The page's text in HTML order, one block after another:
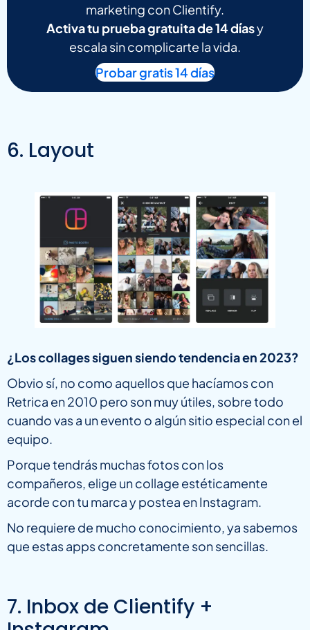
marketing con Clientify.
Activa tu prueba gratuita de 14 díasy
escala sin complicarte la vida.
Probar gratis 14 días
6. Layout
¿Los collages siguen siendo tendencia en 2023?
Obvio sí, no como aquellos que hacíamos con
Retrica en 2010 pero son muy útiles, sobre todo
cuando vas a un evento o algún sitio especial con el
equipo.
Porque tendrás muchas fotos con los
compañeros, elige un collage estéticamente
acorde con tu marca y postea en Instagram.
No requiere de mucho conocimiento, ya sabemos
que estas apps concretamente son sencillas.
7. Inbox de Clientify +